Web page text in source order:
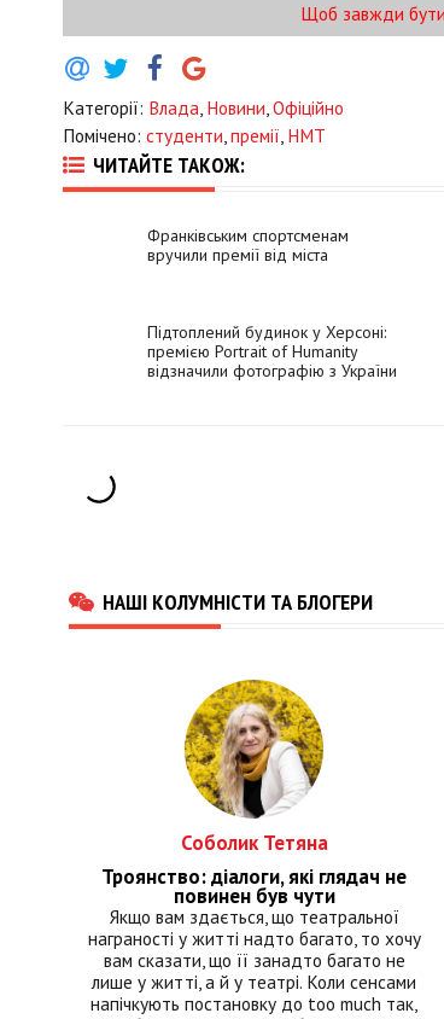
Щоб завжди бути
Категорії: Влада, Новини,Офіційно
Помічено: студенти,премії, НМТ
ЧИТАЙТЕ ТАКОЖ:
Франківським спортсменам
вручили премії від міста
Підтоплений будинок у Херсоні:
премією Portrait of Humanity
відзначили фотографію з України
НАШІ КОЛУМНІСТИ ТА БЛОГЕРИ
Соболик Тетяна
Троянство: діалоги, які глядач не
повинен був чути
Якщо вам здається, що театральної
награності у житті надто багато, то хочу
вам сказати, що її занадто багато не
лише у житті, а й у театрі. Коли сенсами
напічкують постановку до too much так,